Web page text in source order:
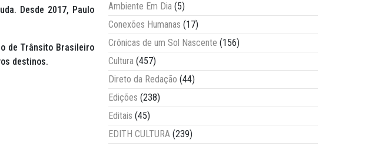
Desde 2017, Paulo
de Trânsito Brasileiro
destinos.
Ambiente Em Dia (5)
Conexões Humanas (17)
Crônicas de um Sol Nascente (156)
Cultura (457)
Direto da Redação (44)
Edições (238)
Editais (45)
EDITH CULTURA (239)